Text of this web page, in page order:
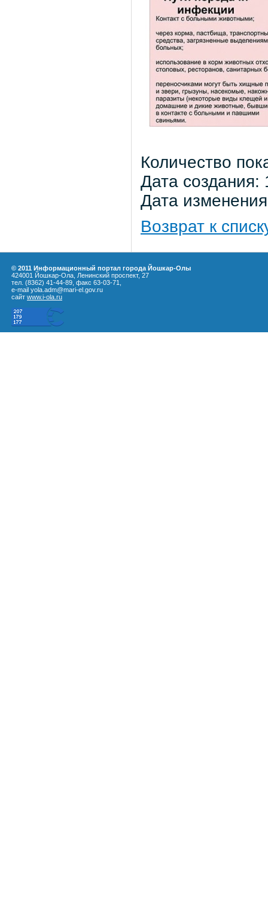
Количество
Дата
Дата
Возврат к
© 2011 Информационный портал города Йошкар-Олы
424001 Йошкар-Ола, Ленинский проспект, 27
тел. (8362) 41-44-89, факс 63-03-71,
e-mail yola.adm@mari-el.gov.ru
сайт www.i-ola.ru